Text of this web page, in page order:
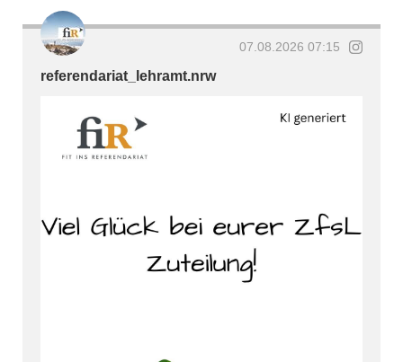
07.08.2026 07:15
referendariat_lehramt.nrw